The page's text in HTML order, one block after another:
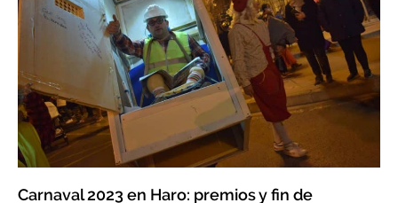
Carnaval 2023 en Haro: premios y fin de